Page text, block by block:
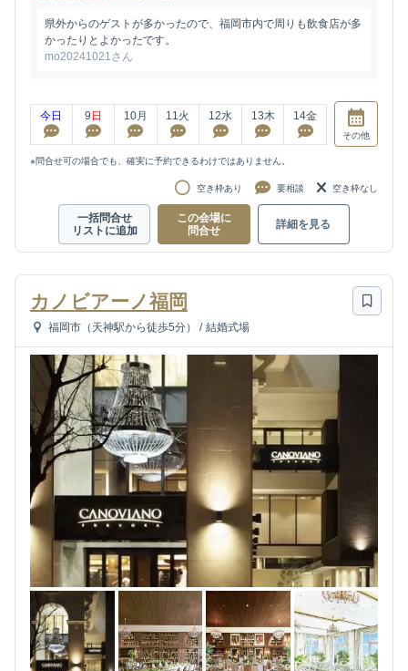
県外からのゲストが多かったので、福岡市内で周りも飲食店が多
かったりとよかったです。
mo20241021さん
今日 9 日 10月 11火 12水 13木 14金
その他
※問合せ可の場合でも、確実に予約できるわけではありません。
空き枠あり 要相談 空き枠なし
一括問合せ
リストに追加
この会場に
問合せ
詳細を見る
カノビアーノ福岡
福岡市（天神駅から徒歩5分） / 結婚式場